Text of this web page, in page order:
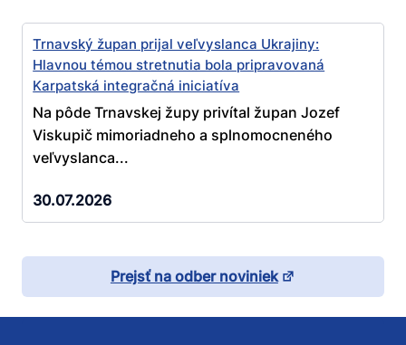
Trnavský župan prijal veľvyslanca Ukrajiny:
Hlavnou témou stretnutia bola pripravovaná
Karpatská integračná iniciatíva
Na pôde Trnavskej župy privítal župan Jozef
Viskupič mimoriadneho a splnomocneného
veľvyslanca...
30.07.2026
Prejsť na odber noviniek